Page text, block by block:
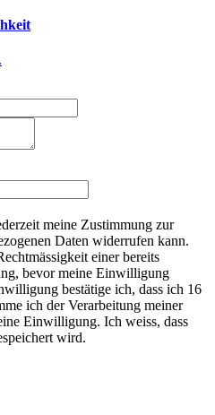
meine Zustimmung zur
Daten widerrufen kann.
einer bereits
bevor meine Einwilligung
bestätige ich, dass ich 16
ich der Verarbeitung meiner
Einwilligung. Ich weiss, dass
wird.